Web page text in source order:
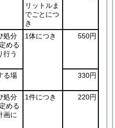
リットルま
でごとにつ
き
処分
める
行う
1体につき 550円
る場
330円
処分
める
画に
1件につき 220円